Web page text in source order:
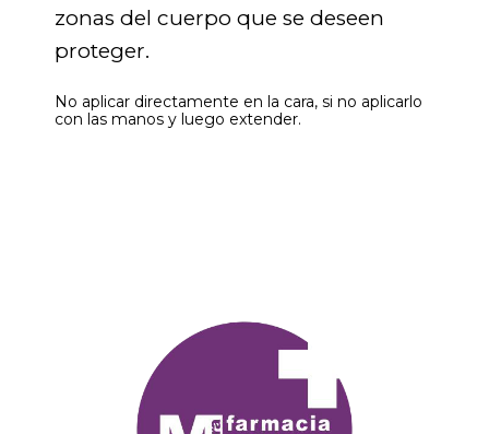
zonas del cuerpo que se deseen
proteger.
No aplicar directamente en la cara, si no aplicarlo
con las manos y luego extender.